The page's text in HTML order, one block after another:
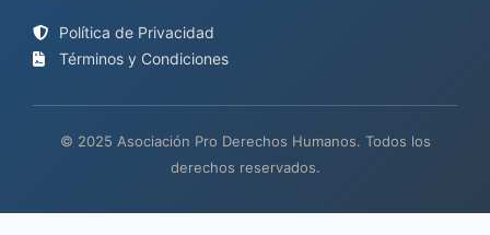
Política de Privacidad
Términos y Condiciones
© 2025 Asociación Pro Derechos Humanos. Todos los
derechos reservados.